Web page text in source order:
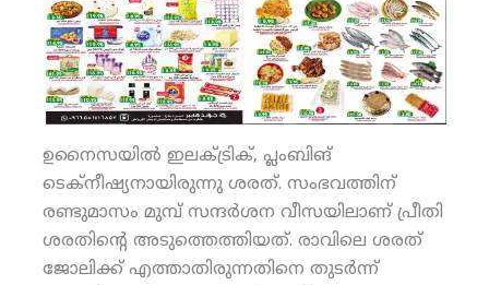
ഉനൈസയില്‍ ഇലക്ട്രിക്, പ്ലംബിങ്
ടെക്‌നീഷ്യനായിരുന്നു ശരത്. സംഭവത്തിന്
രണ്ടുമാസം മുമ്പ് സന്ദര്‍ശന വീസയിലാണ് പ്രീതി
ശരതിന്റെ അടുത്തെത്തിയത്. രാവിലെ ശരത്
ജോലിക്ക് എത്താതിരുന്നതിനെ തുടര്‍ന്ന്